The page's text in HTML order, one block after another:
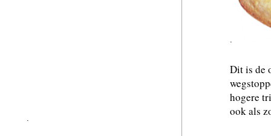
.
Dit is de
hogere
ook als
.